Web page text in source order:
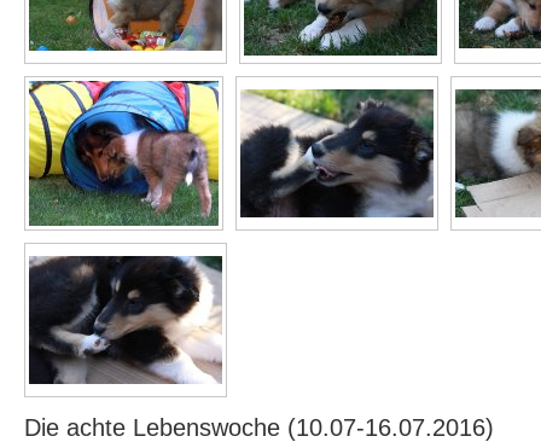
Die achte Lebenswoche (10.07-16.07.2016)